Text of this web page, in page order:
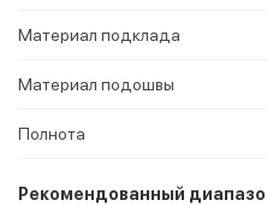
Материал подклада
Материал подошвы
Полнота
Рекомендованный